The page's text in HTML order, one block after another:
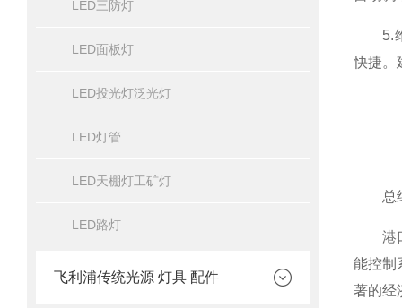
LED三防灯
LED面板灯
LED投光灯泛光灯
LED灯管
LED天棚灯工矿灯
LED路灯
飞利浦传统光源 灯具 配件
5.维
快捷。
总
港口
能控制
著的经